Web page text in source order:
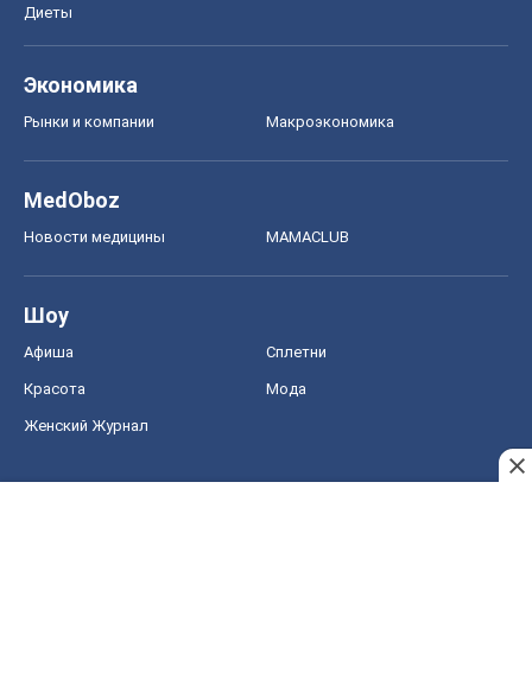
Диеты
Экономика
Рынки и компании Mакроэкономика
MedOboz
Новости медицины MAMACLUB
Шоу
Афиша Сплетни
Красота Мода
Женский Журнал